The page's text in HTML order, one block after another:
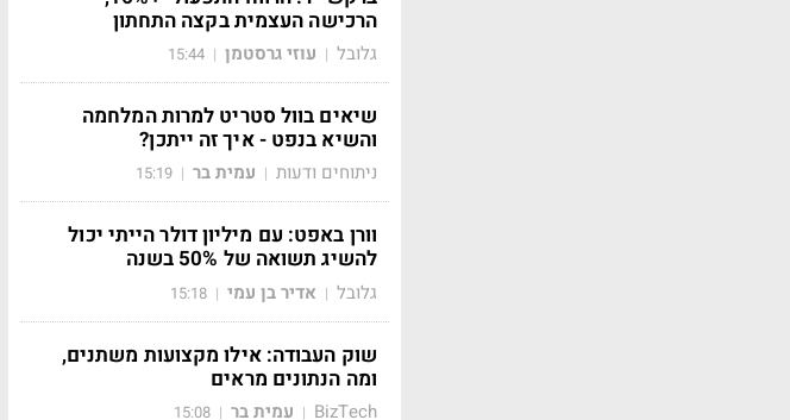
הרכישה העצמית בקצה התחתון
גלובל | עוזי גרסטמן |
15:44
שיאים בוול סטריט למרות המלחמה
והשיא בנפט - איך זה ייתכן?
ניתוחים ודעות | עמית בר |
15:19
וורן באפט: עם מיליון דולר הייתי יכול
להשיג תשואה של 50% בשנה
גלובל | אדיר בן עמי |
15:18
שוק העבודה: אילו מקצועות משתנים,
ומה הנתונים מראים
BizTech
| עמית בר |
15:08